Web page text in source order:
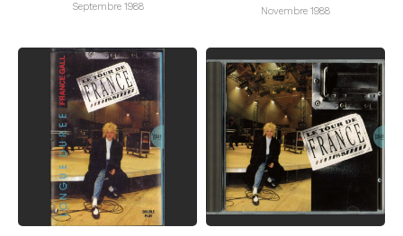
Septembre 1988 Novembre 1988